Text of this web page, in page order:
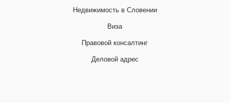
Недвижимость в Словении
Виза
Правовой консалтинг
Деловой адрес